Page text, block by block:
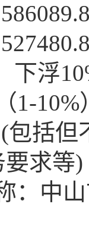
下浮
1-
括但
求等)
中山